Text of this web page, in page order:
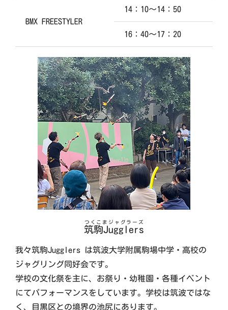
BMX FREESTYLER
14：10～14：50
16：40～17：20
筑駒Jugglers
つくこまジャグラーズ
我々筑駒Jugglers は筑波大学附属駒場中学・高校の
ジャグリング同好会です。
学校の文化祭を主に、お祭り・幼稚園・各種イベント
にてパフォーマンスをしています。学校は筑波ではな
く、目黒区との境界の池尻にあります。